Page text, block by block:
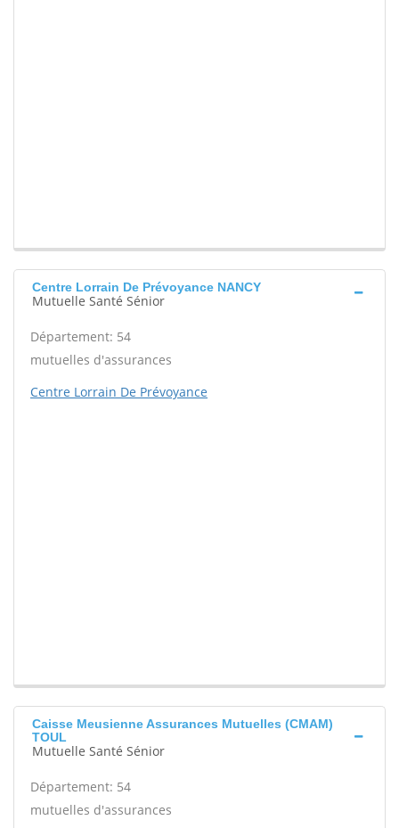
Centre Lorrain De Prévoyance NANCY
Mutuelle Santé Sénior
Département: 54
mutuelles d'assurances
Centre Lorrain De Prévoyance
Caisse Meusienne Assurances Mutuelles (CMAM)
TOUL
Mutuelle Santé Sénior
Département: 54
mutuelles d'assurances